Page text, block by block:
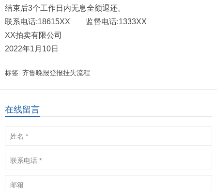
结束后3个工作日内无息全额退还。
联系电话:18615XX 监督电话:1333XX
XX拍卖有限公司
2022年1月10日
标签: 齐鲁晚报登报挂失流程
在线留言